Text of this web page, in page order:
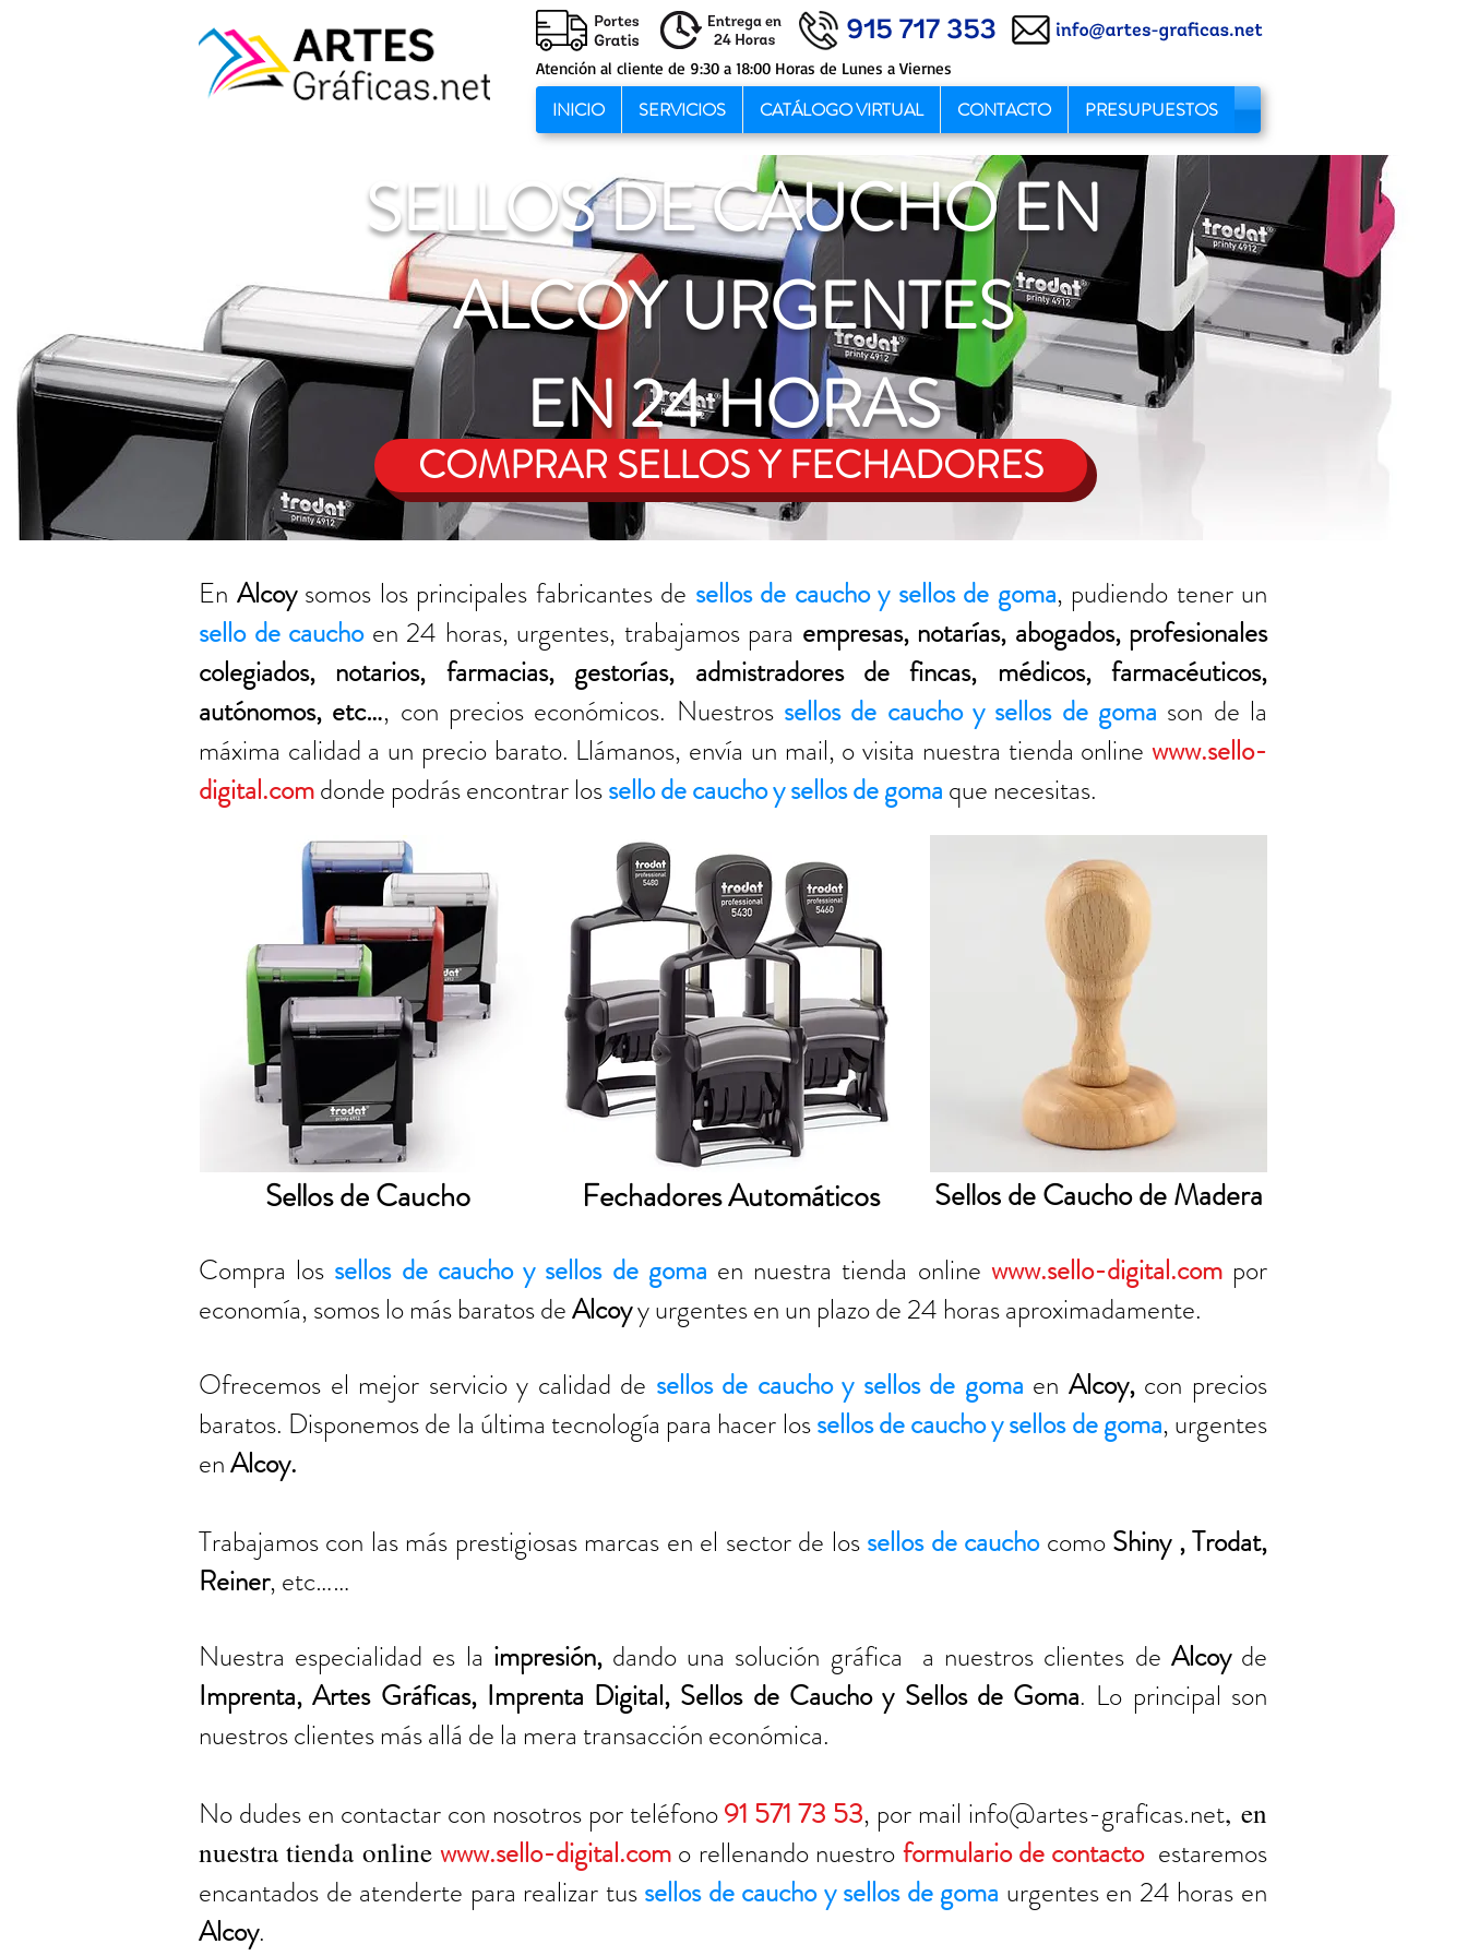
Atención al cliente de 9:30 a 18:00 Horas de Lunes a Viernes
INICIO SERVICIOS CATÁLOGO VIRTUAL CONTACTO PRESUPUESTOS
SELLOS DE CAUCHO EN
ALCOY URGENTES
EN 24 HORAS
COMPRAR SELLOS Y FECHADORES
En Alcoy somos los principales fabricantes de sellos de caucho y sellos de goma, pudiendo tener un
sello de cauchoen 24 horas, urgentes, trabajamos para empresas, notarías, abogados, profesionales
colegiados, notarios, farmacias, gestorías, admistradores de fincas, médicos, farmacéuticos,
autónomos, etc…, con precios económicos. Nuestros sellos de caucho y sellos de goma son de la
máxima calidad a un precio barato. Llámanos, envía un mail, o visita nuestra tienda online www.sello-
digital.comdonde podrás encontrar lossello de cauchoy sellos de gomaque necesitas.
Sellos de Caucho Fechadores Automáticos Sellos de Caucho de Madera
Compra los sellos de cauchoy sellos de goma en nuestra tienda online www.sello-digital.compor
economía, somos lo más baratos deAlcoyy urgentes en un plazo de 24 horas aproximadamente.
Ofrecemos el mejor servicio y calidad de sellos de cauchoy sellos de goma en Alcoy,con precios
baratos. Disponemos de la última tecnología para hacer lossellos de caucho y sellos de goma, urgentes
enAlcoy.
Trabajamos con las más prestigiosas marcas en el sector de lossellos de cauchocomoShiny , Trodat,
Reiner, etc……
Nuestra especialidad es la impresión,dando una solución gráfica a nuestros clientes de Alcoyde
Imprenta, Artes Gráficas, Imprenta Digital, Sellos de Cauchoy Sellos de Goma. Lo principal son
nuestros clientes más allá de la mera transacción económica.
No dudes en contactar con nosotros por teléfono91 571 73 53, por mail info@artes-graficas.net, en
nuestra tienda onlinewww.sello-digital.como rellenando nuestroformulario de contactoestaremos
encantados de atenderte para realizar tussellos de caucho y sellos de goma urgentes en 24 horas en
Alcoy.